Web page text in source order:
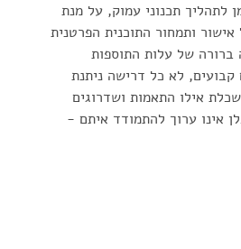
לתהליך תכנוני עמוק, על מנת
ותמחור התוכנית הפרטנית
של עלות התוספות
לא כל דרישה ניתנת
אילו התאמות ושדרוגים
אינו ערוך להתמודד איתם -